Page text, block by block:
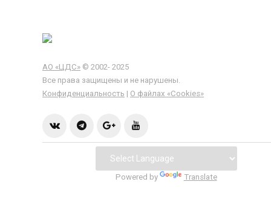
АО «ЦДС» © 2002- 2025
Все права защищены и не нарушены.
Конфиденциальность | О файлах «Сookies»
Powered by Translate